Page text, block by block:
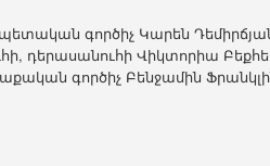
գործիչ Կարեն
դերասանուհի Վիկտորիա
գործիչ Բենջամին